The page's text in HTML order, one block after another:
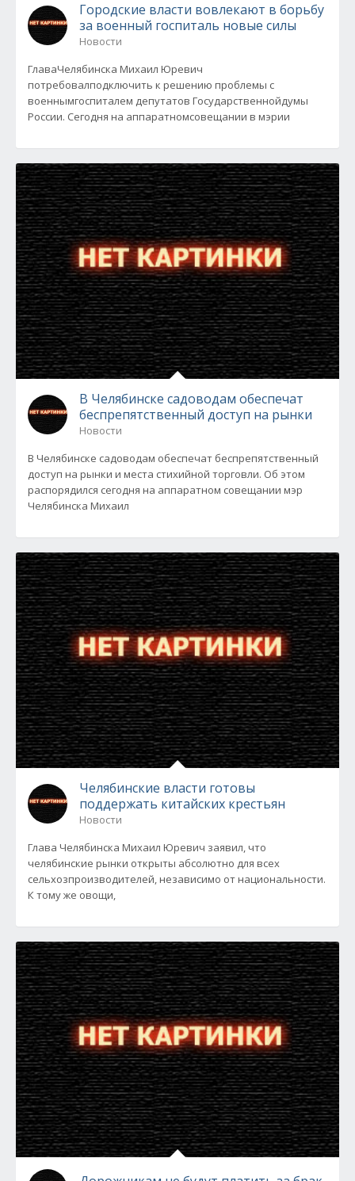
Городские власти вовлекают в борьбу
за военный госпиталь новые силы
Новости
ГлаваЧелябинска Михаил Юревич
потребовалподключить к решению проблемы с
военнымгоспиталем депутатов Государственнойдумы
России. Сегодня на аппаратномсовещании в мэрии
В Челябинске садоводам обеспечат
беспрепятственный доступ на рынки
Новости
В Челябинске садоводам обеспечат беспрепятственный
доступ на рынки и места стихийной торговли. Об этом
распорядился сегодня на аппаратном совещании мэр
Челябинска Михаил
Челябинские власти готовы
поддержать китайских крестьян
Новости
Глава Челябинска Михаил Юревич заявил, что
челябинские рынки открыты абсолютно для всех
сельхозпроизводителей, независимо от национальности.
К тому же овощи,